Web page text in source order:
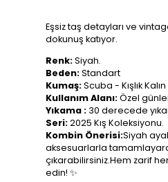
Eşsiz taş detayları ve
dokunuş katıyor.
Renk:Siyah.
Beden:Standart
Kumaş:Scuba - Kışlık
Kullanım Alanı:Özel
Yıkama : 30 derecede
Seri:2025 Kış Koleksiyonu.
Kombin Önerisi:Siyah
aksesuarlarla
çıkarabilirsiniz.Hem zarif
edin! ✨